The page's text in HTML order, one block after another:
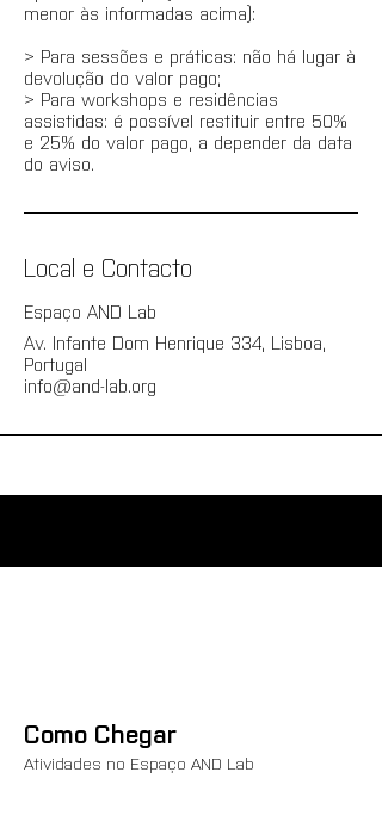
menor às informadas acima):
> Para sessões e práticas: não há lugar à
devolução do valor pago;
> Para workshops e residências
assistidas: é possível restituir entre 50%
e 25% do valor pago, a depender da data
do aviso.
Local e Contacto
Espaço AND Lab
Av. Infante Dom Henrique 334, Lisboa,
Portugal
info@and-lab.org
Como Chegar
Atividades no Espaço AND Lab